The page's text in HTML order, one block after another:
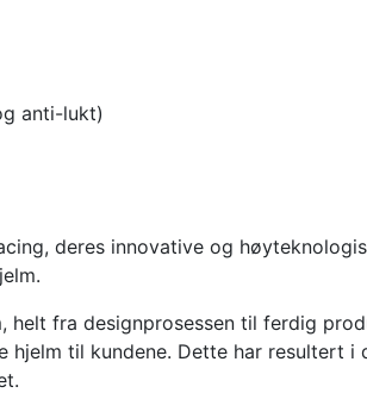
anti-lukt)
deres innovative og
helt fra designprosessen til ferdig
hjelm til kundene. Dette har resultert